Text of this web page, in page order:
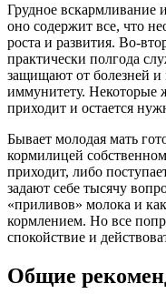
Грудное вскармливание
оно содержит все, что
роста и развития. Во-
практически полгода
защищают от болезней
иммунитету.
приходит и остается
Бывает молодая мать
кормилицей
приходит, либо
задают себе тысячу
«приливов» молока и
кормлением. Но все
спокойствие и
Общие